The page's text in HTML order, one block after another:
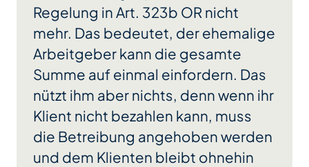
Regelung in Art. 323b OR nicht
mehr. Das bedeutet, der ehemalige
Arbeitgeber kann die gesamte
Summe auf einmal einfordern. Das
nützt ihm aber nichts, denn wenn ihr
Klient nicht bezahlen kann, muss
die Betreibung angehoben werden
und dem Klienten bleibt ohnehin